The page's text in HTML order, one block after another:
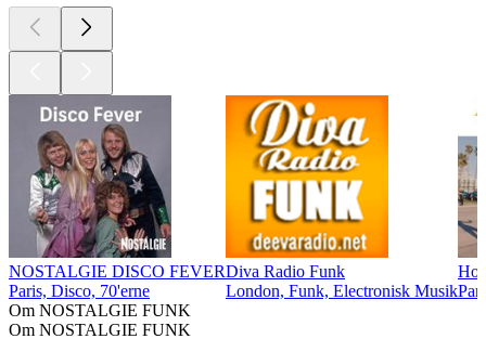
NOSTALGIE DISCO FEVER
Paris, Disco, 70'erne
Diva Radio Funk
London, Funk, Electronisk Musik
Om NOSTALGIE FUNK
Om NOSTALGIE FUNK